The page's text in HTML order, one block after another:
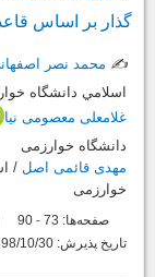
گذار بر اساس
✍️ محمد نصر
اسلامي دانشگاه
غلامعلی معصومی نیا
دانشگاه خوارزمی
مهدی قائمی اصل /
خوارزمی
صفحه‌ها: 73
-
تاریخ پذیرش: 1398/10/30